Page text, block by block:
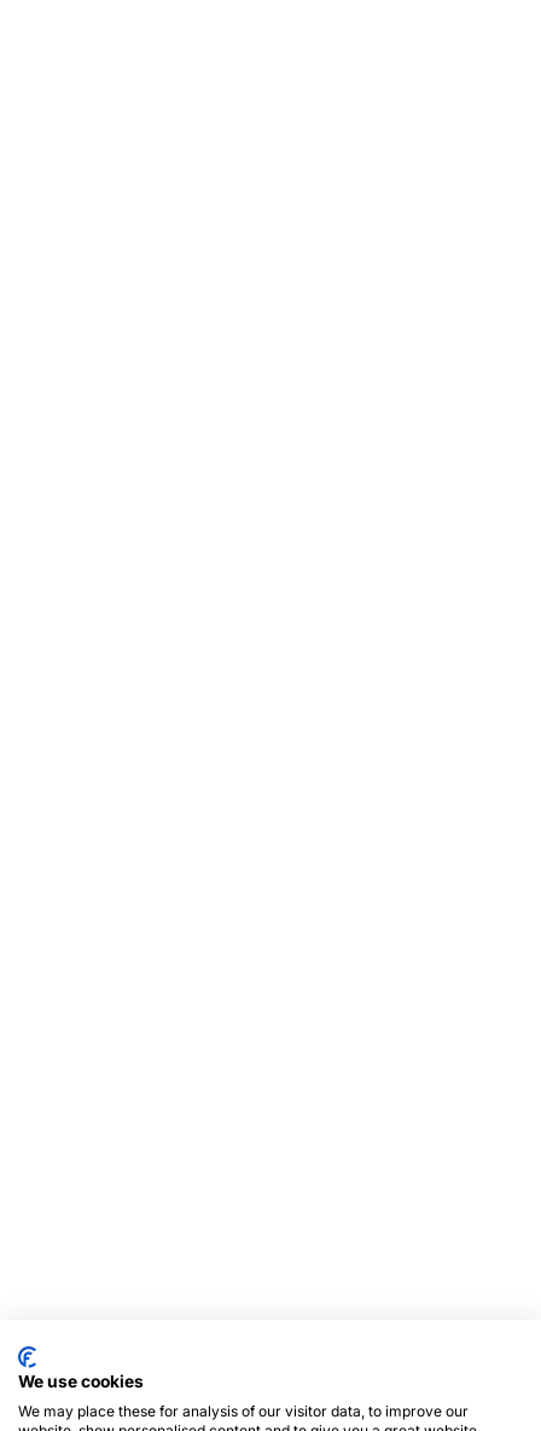
We use cookies
We may place these for analysis of our visitor data, to improve our